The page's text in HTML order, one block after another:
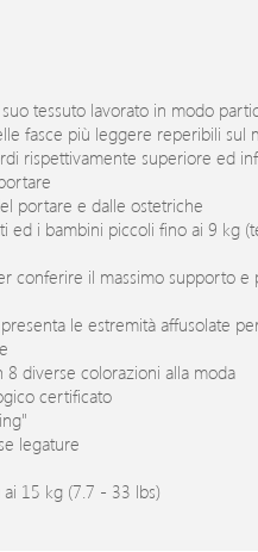
tessuto lavorato in modo
fasce più leggere reperibili sul
rispettivamente superiore ed
portare e dalle ostetriche
i bambini piccoli fino ai 9 kg
conferire il massimo supporto
le estremità affusolate
diverse colorazioni alla moda
certificato
legature
15 kg (7.7 - 33 lbs)